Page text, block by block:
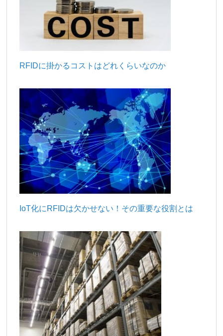
RFIDに掛かるコストはどれくらいなのか
IoT化にRFIDは欠かせない！その重要な役割とは